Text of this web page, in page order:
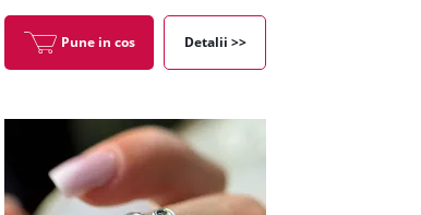
Pune in cos Detalii >>